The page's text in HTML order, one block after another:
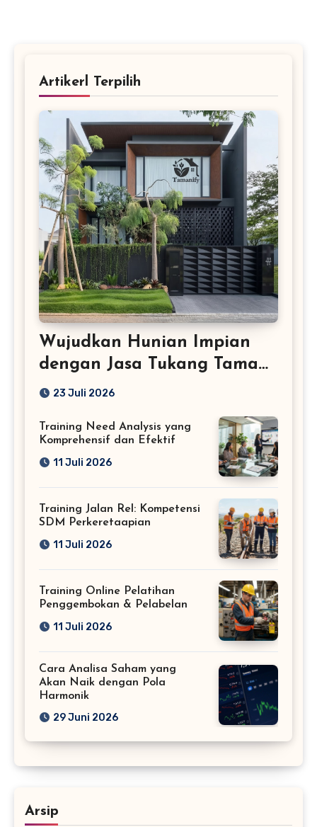
Artikerl Terpilih
Wujudkan Hunian Impian
dengan Jasa Tukang Taman
Profesional
23 Juli 2026
Training Need Analysis yang
Komprehensif dan Efektif
11 Juli 2026
Training Jalan Rel: Kompetensi
SDM Perkeretaapian
11 Juli 2026
Training Online Pelatihan
Penggembokan & Pelabelan
11 Juli 2026
Cara Analisa Saham yang
Akan Naik dengan Pola
Harmonik
29 Juni 2026
Arsip